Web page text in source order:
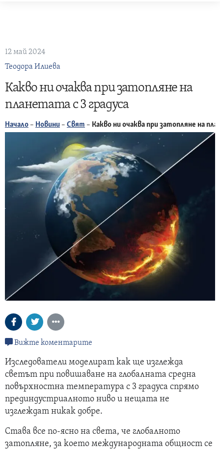
12 май 2024
Теодора Илиева
Какво ни очаква при затопляне на
планетата с 3 градуса
Начало – Новини – Свят – Какво ни очаква при затопляне на
Вижте коментарите
Изследователи моделират как ще изглежда
светът при повишаване на глобалната средна
повърхностна температура с 3 градуса спрямо
прединдустриалното ниво и нещата не
изглеждат никак добре.
Става все по-ясно на света, че глобалното
затопляне, за което международната общност се